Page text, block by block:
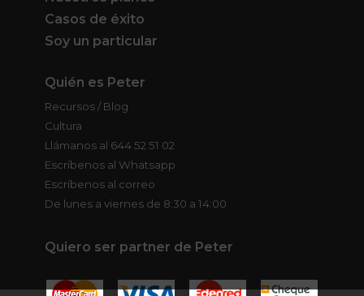
Casos de éxito
Soy un particular
Quién es Peter
Recursos / Blog
Cultura
Llámanos al 644 52 51 02
Escríbenos al Whatsapp
Escríbenos al correo
De lunes a viernes de 8:30 a 14:00
Quiero ser partner de Peter